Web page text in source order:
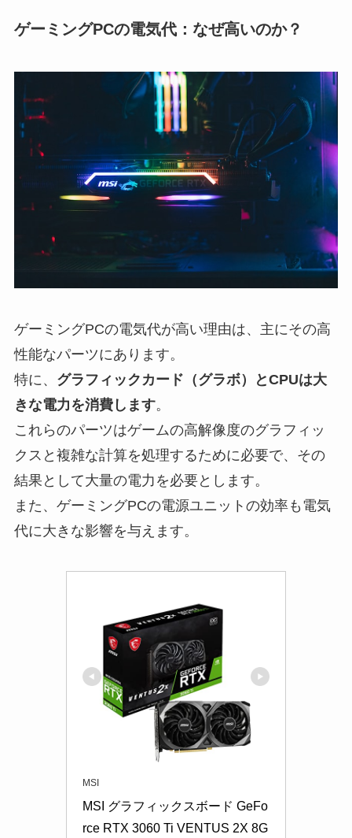
ゲーミングPCの電気代：なぜ高いのか？
ゲーミングPCの電気代が高い理由は、主にその高
性能なパーツにあります。
特に、 グラフィックカード（グラボ）とCPUは大
きな電力を消費します。
これらのパーツはゲームの高解像度のグラフィッ
クスと複雑な計算を処理するために必要で、その
結果として大量の電力を必要とします。
また、ゲーミングPCの電源ユニットの効率も電気
代に大きな影響を与えます。
MSI
MSI グラフィックスボード GeFo
rce RTX 3060 Ti VENTUS 2X 8G